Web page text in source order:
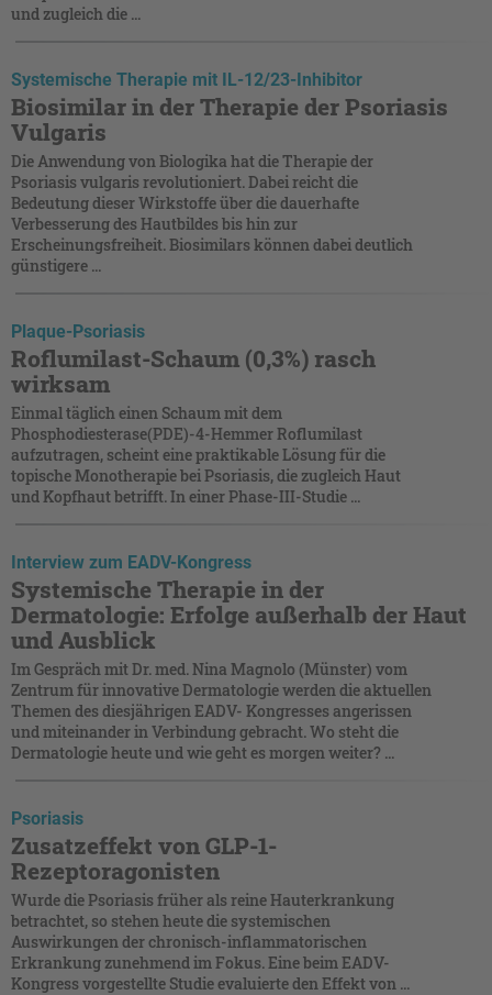
und zugleich die ...
Systemische Therapie mit IL-12/23-Inhibitor
Biosimilar in der Therapie der Psoriasis
Vulgaris
Die Anwendung von Biologika hat die Therapie der
Psoriasis vulgaris revolutioniert. Dabei reicht die
Bedeutung dieser Wirkstoffe über die dauerhafte
Verbesserung des Hautbildes bis hin zur
Erscheinungsfreiheit. Biosimilars können dabei deutlich
günstigere ...
Plaque-Psoriasis
Roflumilast-Schaum (0,3 %) rasch
wirksam
Einmal täglich einen Schaum mit dem
Phosphodiesterase(PDE)-4-Hemmer Roflumilast
aufzutragen, scheint eine praktikable Lösung für die
topische Monotherapie bei Psoriasis, die zugleich Haut
und Kopfhaut betrifft. In einer Phase-III-Studie ...
Interview zum EADV-Kongress
Systemische Therapie in der
Dermatologie: Erfolge außerhalb der Haut
und Ausblick
Im Gespräch mit Dr. med. Nina Magnolo (Münster) vom
Zentrum für innovative Dermatologie werden die aktuellen
Themen des diesjährigen EADV- Kongresses angerissen
und miteinander in Verbindung gebracht. Wo steht die
Dermatologie heute und wie geht es morgen weiter? ...
Psoriasis
Zusatzeffekt von GLP-1-
Rezeptoragonisten
Wurde die Psoriasis früher als reine Hauterkrankung
betrachtet, so stehen heute die systemischen
Auswirkungen der chronisch-inflammatorischen
Erkrankung zunehmend im Fokus. Eine beim EADV-
Kongress vorgestellte Studie evaluierte den Effekt von ...